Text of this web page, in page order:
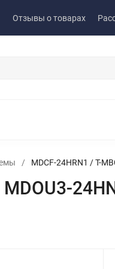
Отзывы о товарах
/ MDCF-24HRN1 / T-